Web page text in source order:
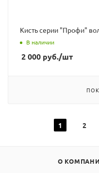
Кисть серии "Профи"
В наличии
2 000 руб./шт
1 2
О